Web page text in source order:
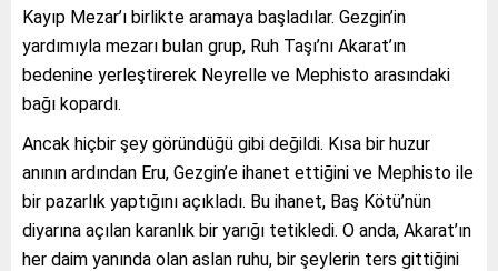
Kayıp Mezar’ı birlikte aramaya başladılar. Gezgin’in
yardımıyla mezarı bulan grup, Ruh Taşı’nı Akarat’ın
bedenine yerleştirerek Neyrelle ve Mephisto arasındaki
bağı kopardı.
Ancak hiçbir şey göründüğü gibi değildi. Kısa bir huzur
anının ardından Eru, Gezgin’e ihanet ettiğini ve Mephisto ile
bir pazarlık yaptığını açıkladı. Bu ihanet, Baş Kötü’nün
diyarına açılan karanlık bir yarığı tetikledi. O anda, Akarat’ın
her daim yanında olan aslan ruhu, bir şeylerin ters gittiğini